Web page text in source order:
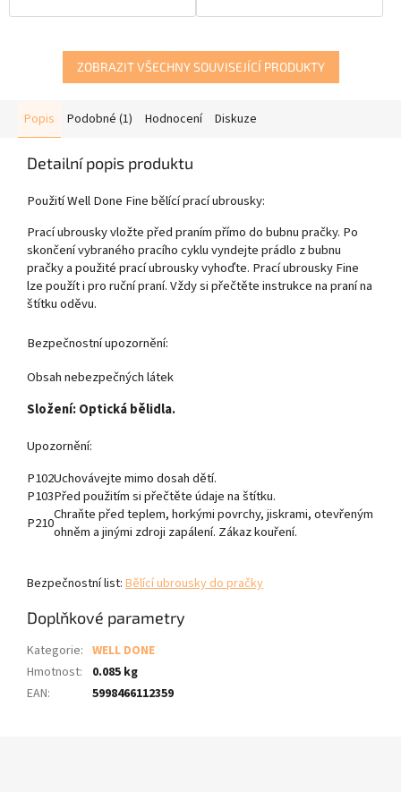
čaj, krev, inkoust a bláto na
vodní bázi atd.
různé barvy a zabrání jejich
zešednutí a přebarvení.
ZOBRAZIT VŠECHNY SOUVISEJÍCÍ PRODUKTY
Popis Podobné (1) Hodnocení Diskuze
Detailní popis produktu
Použití Well Done Fine bělící prací ubrousky:
Prací ubrousky vložte před praním přímo do bubnu pračky. Po
skončení vybraného pracího cyklu vyndejte prádlo z bubnu
pračky a použité prací ubrousky vyhoďte. Prací ubrousky Fine
lze použít i pro ruční praní. Vždy si přečtěte instrukce na praní na
štítku oděvu.
Bezpečnostní upozornění:
Obsah nebezpečných látek
Složení: Optická bělidla.
Upozornění:
P102Uchovávejte mimo dosah dětí.
P103Před použitím si přečtěte údaje na štítku.
P210Chraňte před teplem, horkými povrchy, jiskrami, otevřeným
ohněm a jinými zdroji zapálení. Zákaz kouření.
Bezpečnostní list: Bělící ubrousky do pračky
Doplňkové parametry
Kategorie: WELL DONE
Hmotnost:
0.085 kg
EAN: 5998466112359